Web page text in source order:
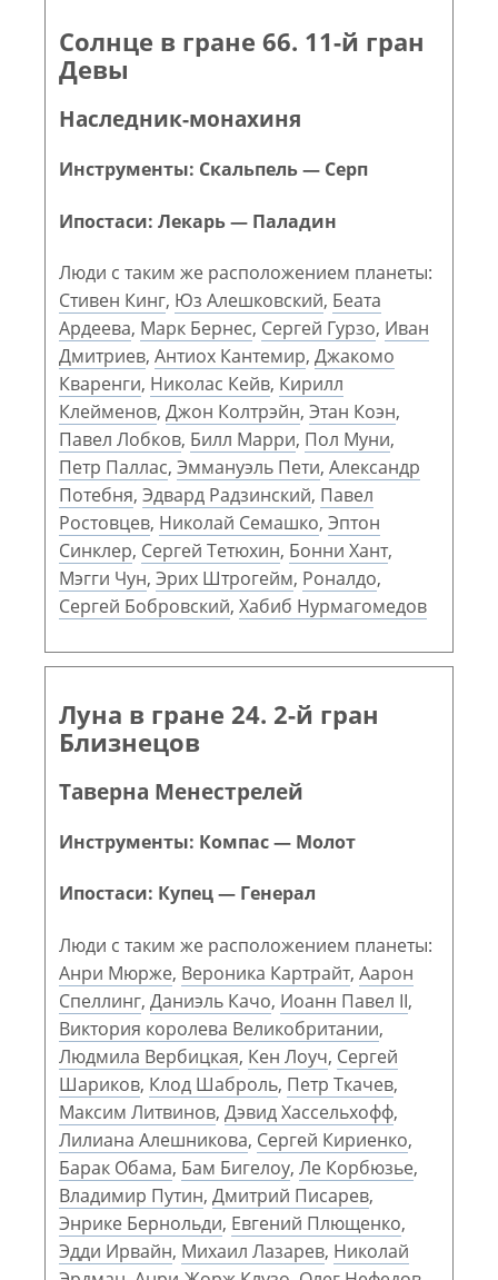
Солнце в гране 66. 11-й гран
Девы
Наследник-монахиня
Инструменты: Скальпель — Серп
Ипостаси: Лекарь — Паладин
Люди с таким же расположением планеты:
Стивен Кинг, Юз Алешковский, Беата
Ардеева, Марк Бернес, Сергей Гурзо, Иван
Дмитриев, Антиох Кантемир, Джакомо
Кваренги, Николас Кейв, Кирилл
Клейменов, Джон Колтрэйн, Этан Коэн,
Павел Лобков, Билл Марри, Пол Муни,
Петр Паллас, Эммануэль Пети, Александр
Потебня, Эдвард Радзинский, Павел
Ростовцев, Николай Семашко, Эптон
Синклер, Сергей Тетюхин, Бонни Хант,
Мэгги Чун, Эрих Штрогейм, Роналдо,
Сергей Бобровский, Хабиб Нурмагомедов
Луна в гране 24. 2-й гран
Близнецов
Таверна Менестрелей
Инструменты: Компас — Молот
Ипостаси: Купец — Генерал
Люди с таким же расположением планеты:
Анри Мюрже, Вероника Картрайт, Аарон
Спеллинг, Даниэль Качо, Иоанн Павел II,
Виктория королева Великобритании,
Людмила Вербицкая, Кен Лоуч, Сергей
Шариков, Клод Шаброль, Петр Ткачев,
Максим Литвинов, Дэвид Хассельхофф,
Лилиана Алешникова, Сергей Кириенко,
Барак Обама, Бам Бигелоу, Ле Корбюзье,
Владимир Путин, Дмитрий Писарев,
Энрике Бернольди, Евгений Плющенко,
Эдди Ирвайн, Михаил Лазарев, Николай